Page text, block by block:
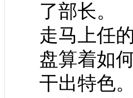
了部长。
走马上任
盘算着如
干出特色。